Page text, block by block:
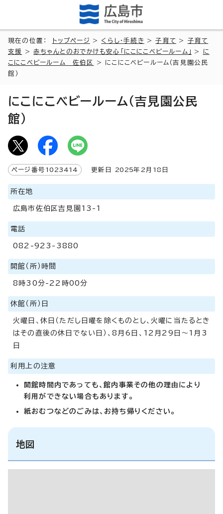
現在の位置： トップページ > くらし・手続き >子育て > 子育て
支援
>赤ちゃんとのおでかけも安心「にこにこベビールーム」 >
に
こにこベビールーム 佐伯区
> にこにこベビールーム（吉見園公民
館）
にこにこベビールーム（吉見園公民
館）
ページ番号 1023414 更新日 2025年2月 18 日
所在地
広島市佐伯区吉見園13-1
電話
082-923-3880
開館（所）時間
8時30分-22時00分
休館（所）日
火曜日、休日（ただし日曜を除くものとし、火曜に当たるとき
はその直後の休日でない日）、8月6日、12月29日～1月3
日
利用上の注意
開館時間内であっても、館内事業その他の理由により
利用ができない場合もあります。
紙おむつなどのごみは、お持ち帰りください。
地図